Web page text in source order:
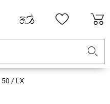
50 / LX